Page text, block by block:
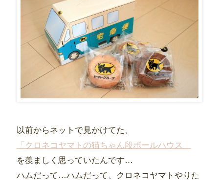
以前からネットで見かけてた、
「クロネコヤマトの猫ちゃん段ボールハウス」
を羨ましく思っていたんです…
ハムだって…ハムだって、クロネコヤマトやりた